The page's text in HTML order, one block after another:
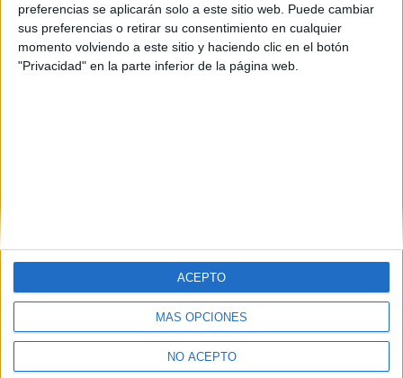
preferencias se aplicarán solo a este sitio web. Puede cambiar
sus preferencias o retirar su consentimiento en cualquier
momento volviendo a este sitio y haciendo clic en el botón
"Privacidad" en la parte inferior de la página web.
MÁS OPCIONES
NO ACEPTO
ACEPTO
Quiénes somos|Contactar|Anúnciate
Politica de privacidad|Condiciones generales
de cookies